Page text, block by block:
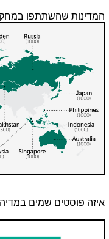
המדינות שהשתתפו
איזה פוסטים שמים